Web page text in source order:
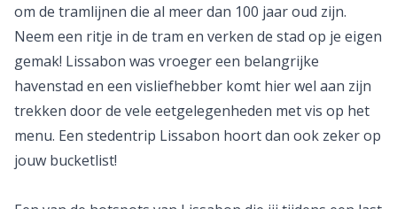
om de tramlijnen die al meer dan 100 jaar oud zijn.
Neem een ritje in de tram en verken de stad op je eigen
gemak! Lissabon was vroeger een belangrijke
havenstad en een visliefhebber komt hier wel aan zijn
trekken door de vele eetgelegenheden met vis op het
stedentrip Lissabon
hoort dan ook zeker op
jouw bucketlist!